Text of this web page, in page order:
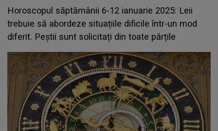
Horoscopul săptămânii 6-12 ianuarie 2025: Leii
trebuie să abordeze situațiile dificile într-un mod
diferit. Peștii sunt solicitați din toate părțile